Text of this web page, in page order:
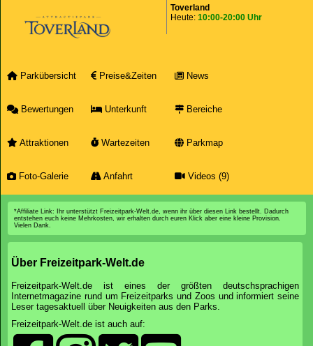
Toverland
Heute: 10:00-20:00 Uhr
Parkübersicht Preise&Zeiten News
Bewertungen Unterkunft Bereiche
Attraktionen Wartezeiten Parkmap
Foto-Galerie Anfahrt Videos (9)
*Affiliate Link: Ihr unterstützt Freizeitpark-Welt.de, wenn ihr über diesen Link bestellt. Dadurch
entstehen euch keine Mehrkosten, wir erhalten durch euren Klick aber eine kleine Provision.
Vielen Dank.
Über Freizeitpark-Welt.de
Freizeitpark-Welt.de ist eines der größten deutschsprachigen
Internetmagazine rund um Freizeitparks und Zoos und informiert seine
Leser tagesaktuell über Neuigkeiten aus den Parks.
Freizeitpark-Welt.de ist auch auf: